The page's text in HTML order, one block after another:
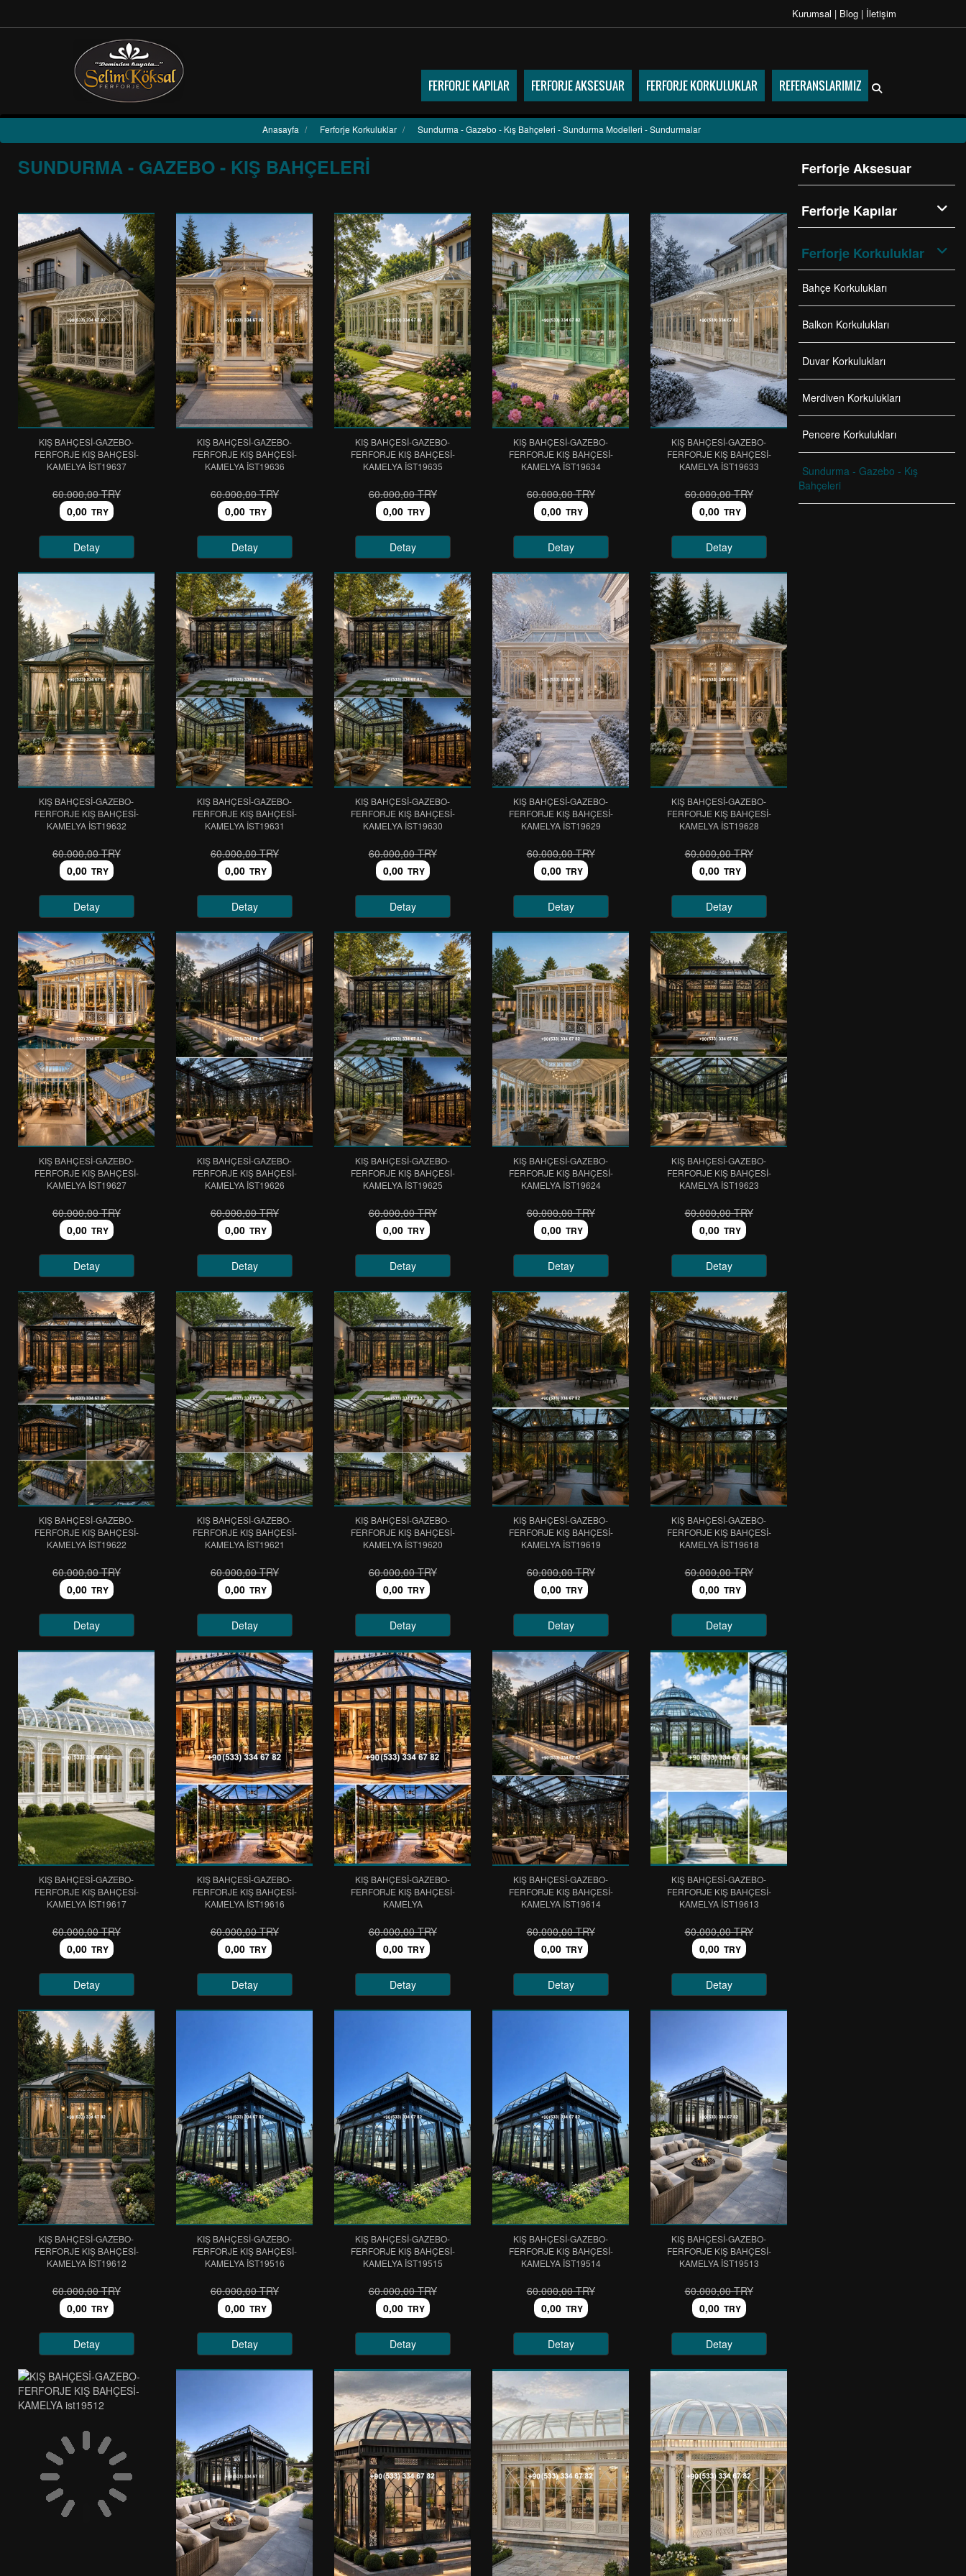
Kurumsal | Blog | İletişim
FERFORJE KAPILAR FERFORJE AKSESUAR FERFORJE KORKULUKLAR REFERANSLARIMIZ
Anasayfa / Ferforje Korkuluklar / Sundurma - Gazebo - Kış Bahçeleri - Sundurma Modelleri - Sundurmalar
SUNDURMA - GAZEBO - KIŞ BAHÇELERI
KIŞ BAHÇESİ-GAZEBO-
FERFORJE KIŞ BAHÇESİ-
KAMELYA IST19637
60.000,00 TRY
0,00 TRY
Detay
KIŞ BAHÇESİ-GAZEBO-
FERFORJE KIŞ BAHÇESİ-
KAMELYA IST19636
60.000,00 TRY
0,00 TRY
Detay
KIŞ BAHÇESİ-GAZEBO-
FERFORJE KIŞ BAHÇESİ-
KAMELYA IST19635
60.000,00 TRY
0,00 TRY
Detay
KIŞ BAHÇESİ-GAZEBO-
FERFORJE KIŞ BAHÇESİ-
KAMELYA IST19634
60.000,00 TRY
0,00 TRY
Detay
KIŞ BAHÇESİ-GAZEBO-
FERFORJE KIŞ BAHÇESİ-
KAMELYA IST19633
60.000,00 TRY
0,00 TRY
Detay
KIŞ BAHÇESİ-GAZEBO-
FERFORJE KIŞ BAHÇESİ-
KAMELYA IST19632
60.000,00 TRY
0,00 TRY
Detay
KIŞ BAHÇESİ-GAZEBO-
FERFORJE KIŞ BAHÇESİ-
KAMELYA IST19631
60.000,00 TRY
0,00 TRY
Detay
KIŞ BAHÇESİ-GAZEBO-
FERFORJE KIŞ BAHÇESİ-
KAMELYA IST19630
60.000,00 TRY
0,00 TRY
Detay
KIŞ BAHÇESİ-GAZEBO-
FERFORJE KIŞ BAHÇESİ-
KAMELYA IST19629
60.000,00 TRY
0,00 TRY
Detay
KIŞ BAHÇESİ-GAZEBO-
FERFORJE KIŞ BAHÇESİ-
KAMELYA IST19628
60.000,00 TRY
0,00 TRY
Detay
KIŞ BAHÇESİ-GAZEBO-
FERFORJE KIŞ BAHÇESİ-
KAMELYA IST19627
60.000,00 TRY
0,00 TRY
Detay
KIŞ BAHÇESİ-GAZEBO-
FERFORJE KIŞ BAHÇESİ-
KAMELYA IST19626
60.000,00 TRY
0,00 TRY
Detay
KIŞ BAHÇESİ-GAZEBO-
FERFORJE KIŞ BAHÇESİ-
KAMELYA IST19625
60.000,00 TRY
0,00 TRY
Detay
KIŞ BAHÇESİ-GAZEBO-
FERFORJE KIŞ BAHÇESİ-
KAMELYA IST19624
60.000,00 TRY
0,00 TRY
Detay
KIŞ BAHÇESİ-GAZEBO-
FERFORJE KIŞ BAHÇESİ-
KAMELYA IST19623
60.000,00 TRY
0,00 TRY
Detay
KIŞ BAHÇESİ-GAZEBO-
FERFORJE KIŞ BAHÇESİ-
KAMELYA IST19622
60.000,00 TRY
0,00 TRY
Detay
KIŞ BAHÇESİ-GAZEBO-
FERFORJE KIŞ BAHÇESİ-
KAMELYA IST19621
60.000,00 TRY
0,00 TRY
Detay
KIŞ BAHÇESİ-GAZEBO-
FERFORJE KIŞ BAHÇESİ-
KAMELYA IST19620
60.000,00 TRY
0,00 TRY
Detay
KIŞ BAHÇESİ-GAZEBO-
FERFORJE KIŞ BAHÇESİ-
KAMELYA IST19619
60.000,00 TRY
0,00 TRY
Detay
KIŞ BAHÇESİ-GAZEBO-
FERFORJE KIŞ BAHÇESİ-
KAMELYA IST19618
60.000,00 TRY
0,00 TRY
Detay
KIŞ BAHÇESİ-GAZEBO-
FERFORJE KIŞ BAHÇESİ-
KAMELYA IST19617
60.000,00 TRY
0,00 TRY
Detay
KIŞ BAHÇESİ-GAZEBO-
FERFORJE KIŞ BAHÇESİ-
KAMELYA IST19616
60.000,00 TRY
0,00 TRY
Detay
KIŞ BAHÇESİ-GAZEBO-
FERFORJE KIŞ BAHÇESİ-
KAMELYA
60.000,00 TRY
0,00 TRY
Detay
KIŞ BAHÇESİ-GAZEBO-
FERFORJE KIŞ BAHÇESİ-
KAMELYA IST19614
60.000,00 TRY
0,00 TRY
Detay
KIŞ BAHÇESİ-GAZEBO-
FERFORJE KIŞ BAHÇESİ-
KAMELYA IST19613
60.000,00 TRY
0,00 TRY
Detay
KIŞ BAHÇESİ-GAZEBO-
FERFORJE KIŞ BAHÇESİ-
KAMELYA IST19612
60.000,00 TRY
0,00 TRY
Detay
KIŞ BAHÇESİ-GAZEBO-
FERFORJE KIŞ BAHÇESİ-
KAMELYA IST19516
60.000,00 TRY
0,00 TRY
Detay
KIŞ BAHÇESİ-GAZEBO-
FERFORJE KIŞ BAHÇESİ-
KAMELYA IST19515
60.000,00 TRY
0,00 TRY
Detay
KIŞ BAHÇESİ-GAZEBO-
FERFORJE KIŞ BAHÇESİ-
KAMELYA IST19514
60.000,00 TRY
0,00 TRY
Detay
KIŞ BAHÇESİ-GAZEBO-
FERFORJE KIŞ BAHÇESİ-
KAMELYA IST19513
60.000,00 TRY
0,00 TRY
Detay
Ferforje Aksesuar
Ferforje Kapılar
Ferforje Korkuluklar
Bahçe Korkulukları
Balkon Korkulukları
Duvar Korkulukları
Merdiven Korkulukları
Pencere Korkulukları
Sundurma - Gazebo - Kış
Bahçeleri